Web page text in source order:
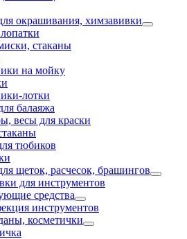
окрашивания, химзавивки
стаканы
на мойку
лотки
балаяжа
весы для краски
тюбиков
щеток, расчесок, брашингов
для инструментов
средства
инструментов
косметички